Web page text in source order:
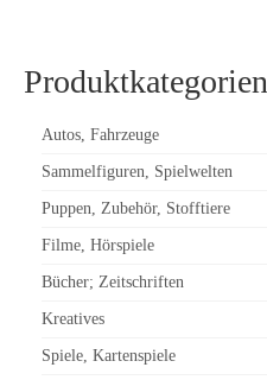
Produktkategorien
Autos, Fahrzeuge
Sammelfiguren, Spielwelten
Puppen, Zubehör, Stofftiere
Filme, Hörspiele
Bücher; Zeitschriften
Kreatives
Spiele, Kartenspiele